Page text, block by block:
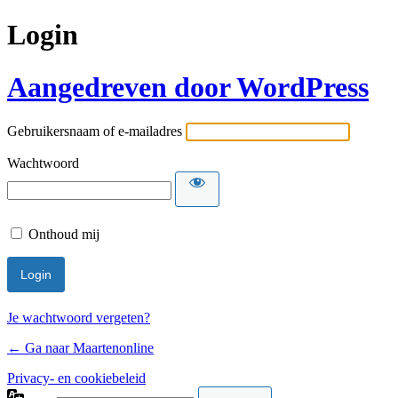
Login
Aangedreven door WordPress
Gebruikersnaam of e-mailadres
Wachtwoord
Onthoud mij
Je wachtwoord vergeten?
← Ga naar Maartenonline
Privacy- en cookiebeleid